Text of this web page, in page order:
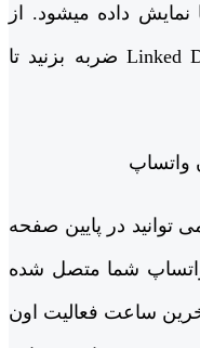
داده میشود. از
بین این پنج گزینه بر روی Linked Devices ضربه بزنید تا
توانید در پایین صفحه
شما متصل شده
اخرین ساعت فعالیت اون